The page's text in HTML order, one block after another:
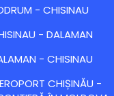
- CHISINAU
- DALAMAN
- CHISINAU
CHIȘINĂU -